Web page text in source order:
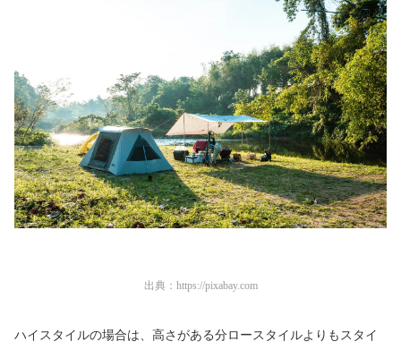
出典： https://pixabay.com
ハイスタイルの場合は、高さがある分ロースタイルよりもスタイ